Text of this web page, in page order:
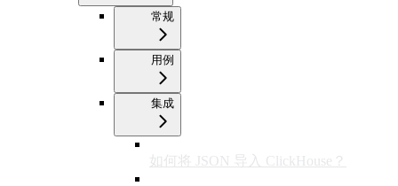
常规
用例
集成
如何将 JSON 导入 ClickHouse？